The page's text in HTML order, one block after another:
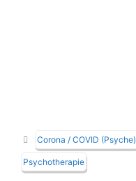
Schlagwörter
Corona / COVID (Psyche)
Psychotherapie